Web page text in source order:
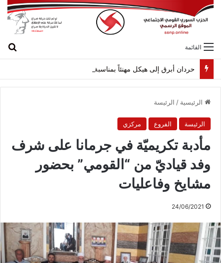
القائمة
حردان أبرق إلى هيكل مهنئاً بمناسبة عيد الجيش
الرئيسية / الرئيسة
الرئيسة الفروع مركزي
مأدبة تكريميّة في جرمانا على شرف
وفد قياديّ من “القومي” بحضور
مشايخ وفاعليات
24/06/2021